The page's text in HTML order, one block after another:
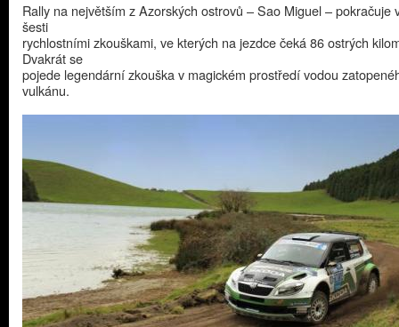
Rally na největším z Azorských ostrovů – Sao Miguel – pokračuje
šesti
rychlostními zkouškami, ve kterých na jezdce čeká 86 ostrých
Dvakrát se
pojede legendární zkouška v magickém prostředí vodou
vulkánu.